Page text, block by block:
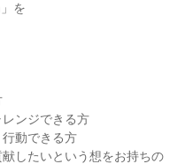
を
ンジできる方
動できる方
したいという想をお持ちの